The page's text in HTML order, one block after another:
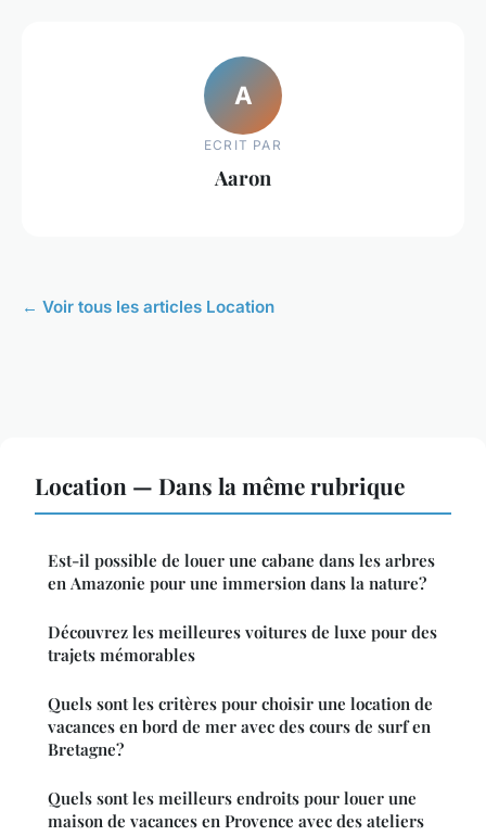
A
ECRIT PAR
Aaron
← Voir tous les articles Location
Location — Dans la même rubrique
Est-il possible de louer une cabane dans les arbres
en Amazonie pour une immersion dans la nature?
Découvrez les meilleures voitures de luxe pour des
trajets mémorables
Quels sont les critères pour choisir une location de
vacances en bord de mer avec des cours de surf en
Bretagne?
Quels sont les meilleurs endroits pour louer une
maison de vacances en Provence avec des ateliers